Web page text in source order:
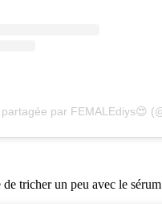
par FEMALEdiys😍
de tricher un peu avec le